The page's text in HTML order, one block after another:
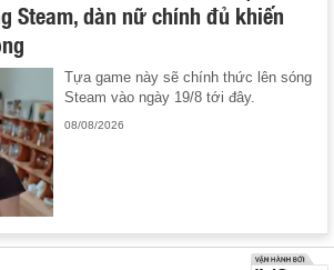
Steam, dàn nữ chính đủ khiến
Tựa game này sẽ chính thức lên sóng
Steam vào ngày 19/8 tới đây.
08/08/2026